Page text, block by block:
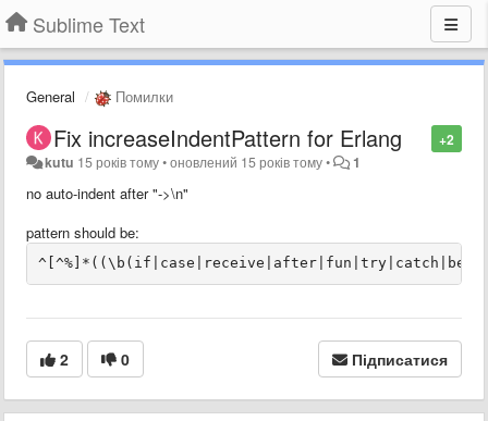
Sublime Text
General Помилки
+2
Fix increaseIndentPattern for Erlang
kutu 15 років тому•оновлений 15 років тому• 1
no auto-indent after "->\n"
pattern should be:
2 0 Підписатися